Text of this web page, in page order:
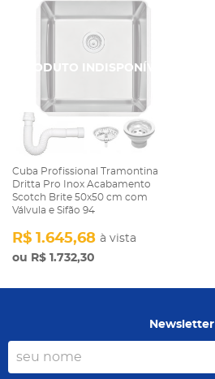
Cuba Profissional Tramontina
Dritta Pro Inox Acabamento
Scotch Brite 50x50 cm com
Válvula e Sifão 94
R$ 1.732,30
R$ 1.645,68 à vista
Newsletter